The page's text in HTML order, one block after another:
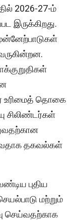
2026-27-ம்
இருக்கிறது.
உரிமைத் தொகை
சிலிண்டர்கள்
தகவல்கள்
புதிய
மற்றும்
செய்வதற்காக